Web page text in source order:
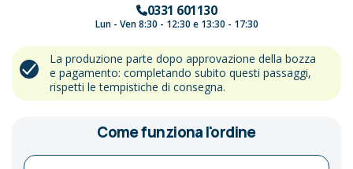
0331 601130
Lun - Ven 8:30 - 12:30 e 13:30 - 17:30
La produzione parte dopo approvazione della bozza
e pagamento: completando subito questi passaggi,
rispetti le tempistiche di consegna.
Come funziona l'ordine